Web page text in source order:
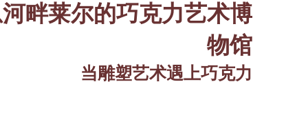
畔莱尔的巧克力艺术博
物馆
当雕塑艺术遇上巧克力